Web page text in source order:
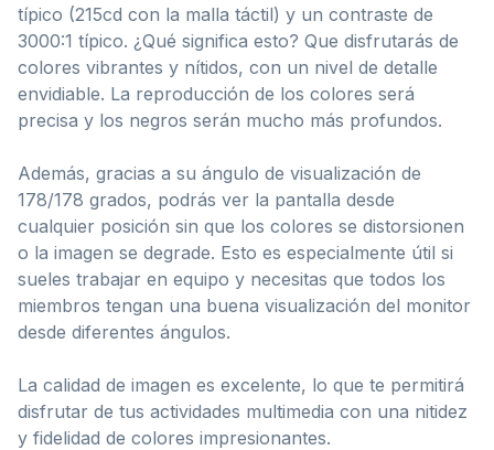
típico (215cd con la malla táctil) y un contraste de
3000:1 típico. ¿Qué significa esto? Que disfrutarás de
colores vibrantes y nítidos, con un nivel de detalle
envidiable. La reproducción de los colores será
precisa y los negros serán mucho más profundos.
Además, gracias a su ángulo de visualización de
178/178 grados, podrás ver la pantalla desde
cualquier posición sin que los colores se distorsionen
o la imagen se degrade. Esto es especialmente útil si
sueles trabajar en equipo y necesitas que todos los
miembros tengan una buena visualización del monitor
desde diferentes ángulos.
La calidad de imagen es excelente, lo que te permitirá
disfrutar de tus actividades multimedia con una nitidez
y fidelidad de colores impresionantes.